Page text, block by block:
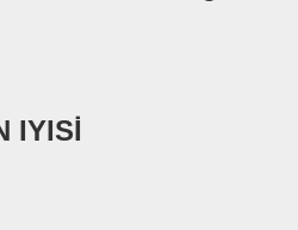
IYISİ